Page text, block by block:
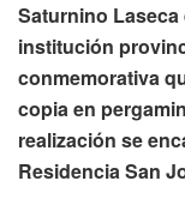
Saturnino
institución
conmemorativa
copia en
realización se
Residencia San